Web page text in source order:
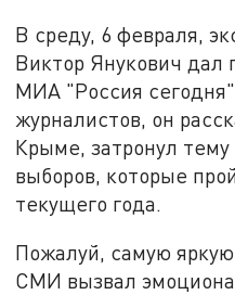
В среду, 6 февраля,
Виктор Янукович
МИА "Россия
журналистов, он
Крыме, затронул
выборов, которые
текущего года.
Пожалуй, самую
СМИ вызвал